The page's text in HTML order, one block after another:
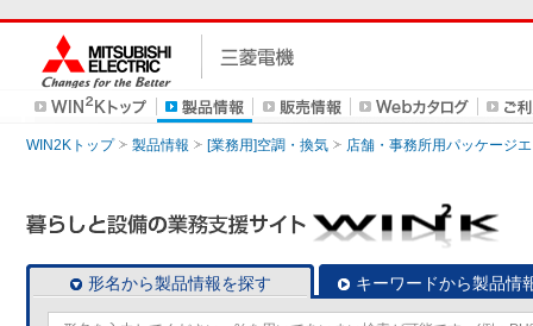
WIN2Kトップ 製品情報 [業務用]空調・換気 店舗・事務所用パッケージ
形名から製品情報を探す キーワードから製品情